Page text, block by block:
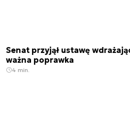
Senat przyjął ustawę
ważna poprawka
4 min.